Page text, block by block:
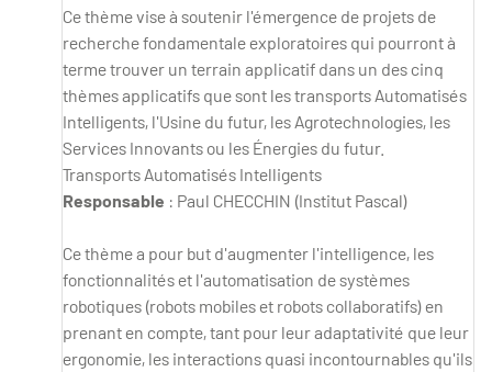
Ce thème vise à soutenir l'émergence de projets de
recherche fondamentale exploratoires qui pourront à
terme trouver un terrain applicatif dans un des cinq
thèmes applicatifs que sont les transports Automatisés
Intelligents, l'Usine du futur, les Agrotechnologies, les
Services Innovants ou les Énergies du futur.
Transports Automatisés Intelligents
Responsable : Paul CHECCHIN (Institut Pascal)
Ce thème a pour but d'augmenter l'intelligence, les
fonctionnalités et l'automatisation de systèmes
robotiques (robots mobiles et robots collaboratifs) en
prenant en compte, tant pour leur adaptativité que leur
ergonomie, les interactions quasi incontournables qu'ils